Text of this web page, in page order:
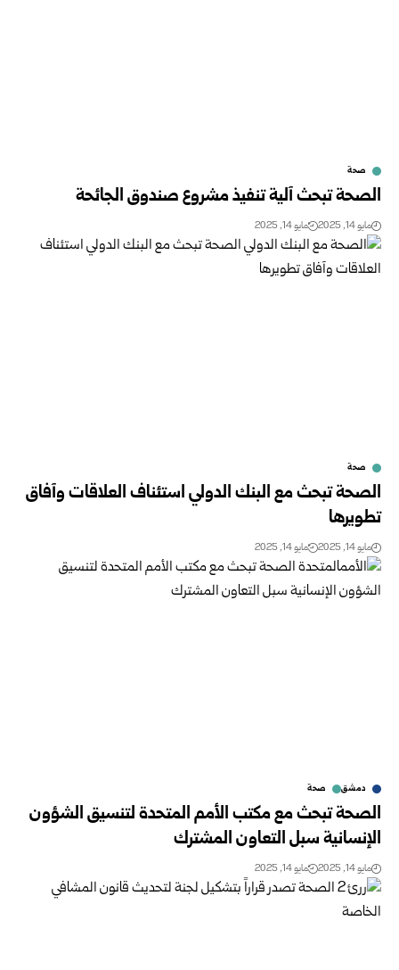
صحة
الصحة تبحث آلية تنفيذ مشروع صندوق الجائحة
مايو 14, 2025 مايو 14, 2025
صحة
الصحة تبحث مع البنك الدولي استئناف العلاقات وآفاق
تطويرها
مايو 14, 2025 مايو 14, 2025
دمشق صحة
الصحة تبحث مع مكتب الأمم المتحدة لتنسيق الشؤون
الإنسانية سبل التعاون المشترك
مايو 14, 2025 مايو 14, 2025